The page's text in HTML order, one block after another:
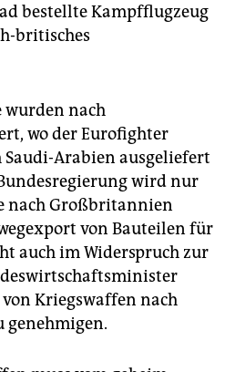
bestellte Kampfflugzeug
britisches
wurden nach
wo der Eurofighter
Arabien ausgeliefert
wird nur
nach Großbritannien
von Bauteilen für
auch im Widerspruch zur
Kriegswaffen nach
genehmigen.